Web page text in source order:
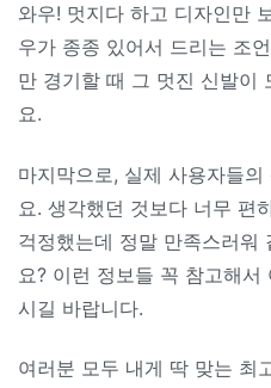
와우! 멋지다 하고 디자인만
우가 종종 있어서 드리는 조
만 경기할 때 그 멋진 신발이
요.
마지막으로, 실제 사용자들
요. 생각했던 것보다 너무 편
걱정했는데 정말 만족스러워
요? 이런 정보들 꼭 참고해
시길 바랍니다.
여러분 모두 내게 딱 맞는 최